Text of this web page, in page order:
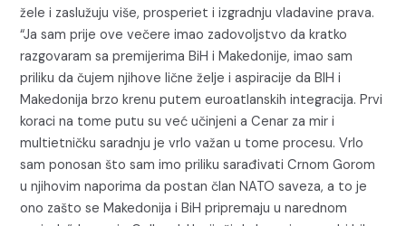
žele i zaslužuju više, prosperiet i izgradnju vladavine prava.
“Ja sam prije ove večere imao zadovoljstvo da kratko
razgovaram sa premijerima BiH i Makedonije, imao sam
priliku da čujem njihove lične želje i aspiracije da BIH i
Makedonija brzo krenu putem euroatlanskih integracija. Prvi
koraci na tome putu su već učinjeni a Cenar za mir i
multietničku saradnju je vrlo važan u tome procesu. Vrlo
sam ponosan što sam imo priliku sarađivati Crnom Gorom
u njihovim naporima da postan član NATO saveza, a to je
ono zašto se Makedonija i BiH pripremaju u narednom